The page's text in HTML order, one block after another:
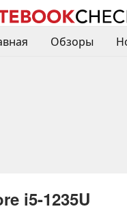
Обзоры
i5-1235U